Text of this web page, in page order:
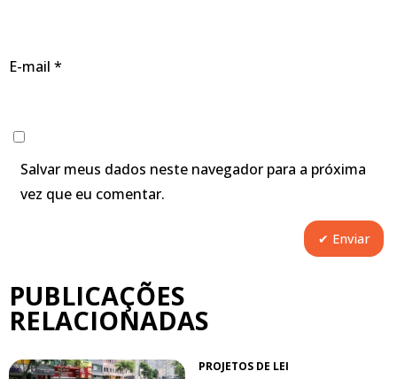
E-mail *
Salvar meus dados neste navegador para a próxima
vez que eu comentar.
PUBLICAÇÕES
RELACIONADAS
PROJETOS DE LEI